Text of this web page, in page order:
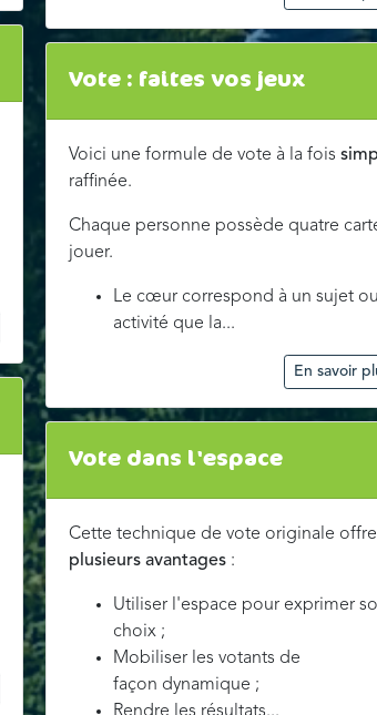
Vote : faites vos jeux
Voici une formule de vote à la fois
raffinée.
Chaque personne possède quatre
jouer.
Le cœur correspond à un sujet
activité que la...
En savoir
Vote dans l'espace
Cette technique de vote originale offre
plusieurs avantages :
Utiliser l'espace pour exprimer
choix ;
Mobiliser les votants de
façon dynamique ;